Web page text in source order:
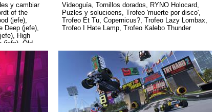
y cambiar
of the
(jefe),
Deep (jefe),
High
(jefe), Old
the
Devourer of
(jefe),
Soul of
(jefe),
(jefe),
Lothric
Videoguía,
Videoguía, Tornillos dorados, RYNO Holocard,
Puzles y solucioens, Trofeo 'muerte por disco',
Trofeo Et Tu, Copernicus?, Trofeo Lazy Lombax,
Trofeo I Hate Lamp, Trofeo Kalebo Thunder